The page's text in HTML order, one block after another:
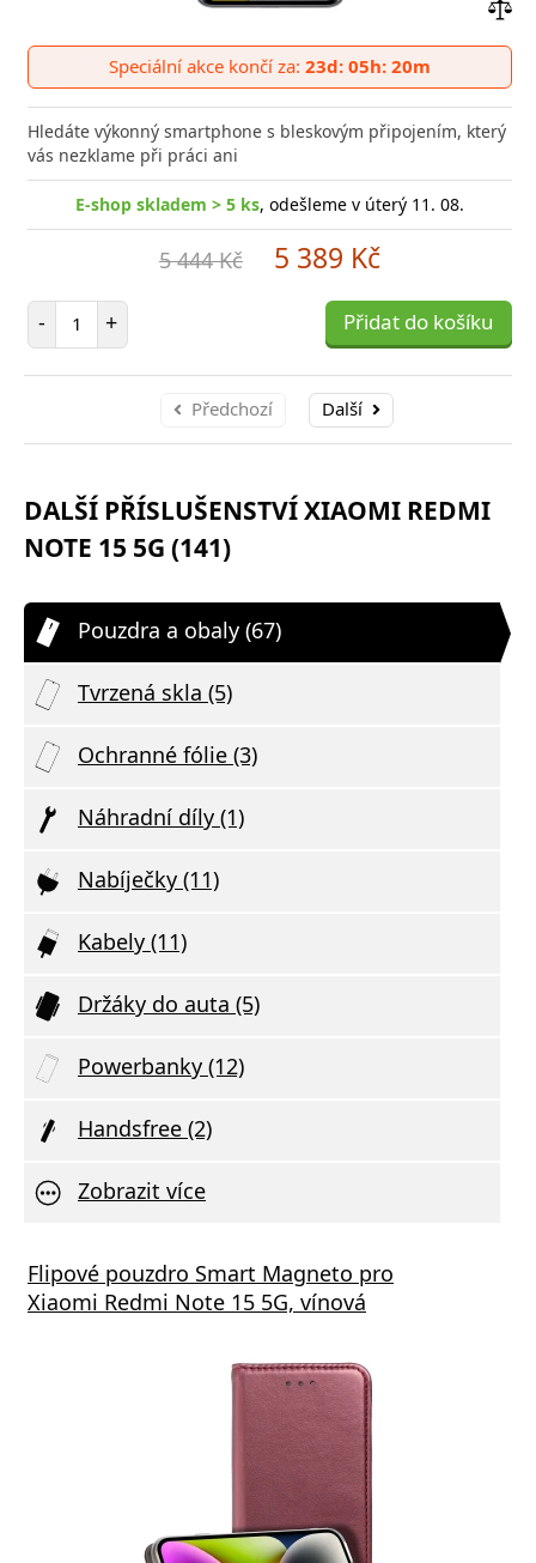
do
Speciální akce končí za: 23d: 05h: 20m
Hledáte výkonný smartphone s bleskovým připojením, který
vás nezklame při práci ani
E-shop skladem > 5 ks, odešleme v úterý 11. 08.
5 444 Kč 5 389 Kč
- Počet položek
+ Přidat do košíku
Předchozí Další
DALŠÍ PŘÍSLUŠENSTVÍ XIAOMI REDMI
NOTE 15 5G (141)
Pouzdra a obaly (67)
Tvrzená skla (5)
Ochranné fólie (3)
Náhradní díly (1)
Nabíječky (11)
Kabely (11)
Držáky do auta (5)
Powerbanky (12)
Handsfree (2)
Zobrazit více
Flipové pouzdro Smart Magneto pro
Xiaomi Redmi Note 15 5G, vínová